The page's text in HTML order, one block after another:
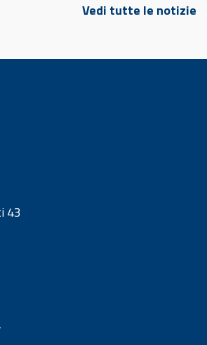
Vedi tutte le notizie
43